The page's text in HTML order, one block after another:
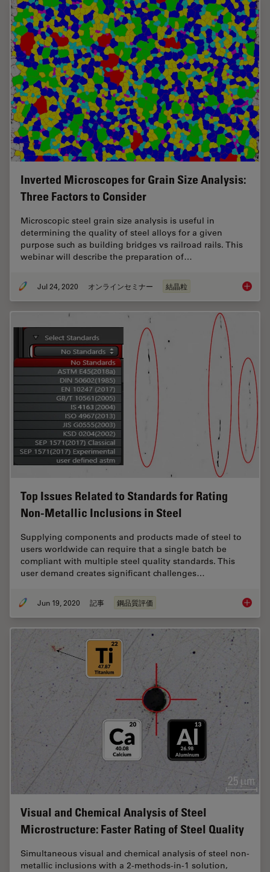
Inverted Microscopes for Grain Size Analysis:
Three Factors to Consider
Microscopic steel grain size analysis is useful in
determining the quality of steel alloys for a given
purpose such as building bridges vs railroad rails. This
webinar will describe the preparation of…
Jul 24, 2020 オンラインセミナー 結晶粒
Top Issues Related to Standards for Rating
Non-Metallic Inclusions in Steel
Supplying components and products made of steel to
users worldwide can require that a single batch be
compliant with multiple steel quality standards. This
user demand creates significant challenges…
Jun 19, 2020 記事 鋼品質評価 Top
Visual and Chemical Analysis of Steel
Microstructure: Faster Rating of Steel Quality
Simultaneous visual and chemical analysis of steel non-
metallic inclusions with a 2-methods-in-1 solution,